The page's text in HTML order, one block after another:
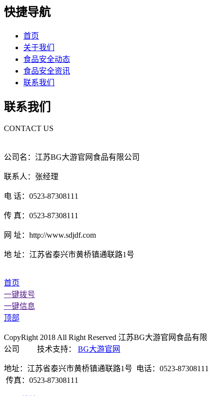
快捷导航
首页
关于我们
食品安全动态
食品安全资讯
联系我们
联系我们
CONTACT US
公司名：江苏BG大游官网食品有限公司
联系人：张经理
电 话：0523-87308111
传 真：0523-87308111
网 址：http://www.sdjdf.com
地 址：江苏省泰兴市黄桥镇通联路1号
首页
一键拨号
一键信息
顶部
CopyRight 2018 All Right Reserved 江苏BG大游官网食品有限
公司 技术支持： BG大游官网
地址：江苏省泰兴市黄桥镇通联路1号 电话：0523-87308111
传真：0523-87308111